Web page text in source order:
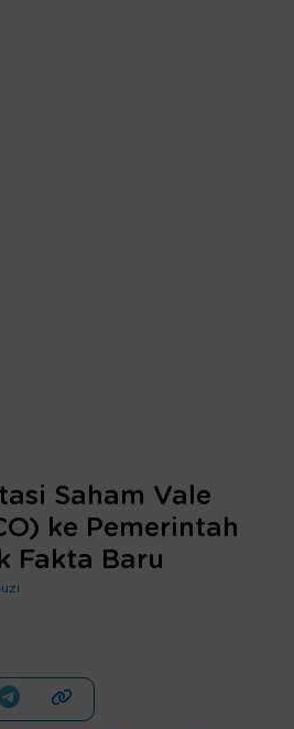
Saham Vale
ke Pemerintah
Fakta Baru